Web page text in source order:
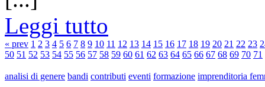
Leggi tutto
« prev 1 2 3 4 5 6 7 8 9 10 11 12 13 14 15 16 17 18 19 20 21 22 23
50 51 52 53 54 55 56 57 58 59 60 61 62 63 64 65 66 67 68 69 70 71
analisi di genere bandi contributi eventi formazione imprenditoria